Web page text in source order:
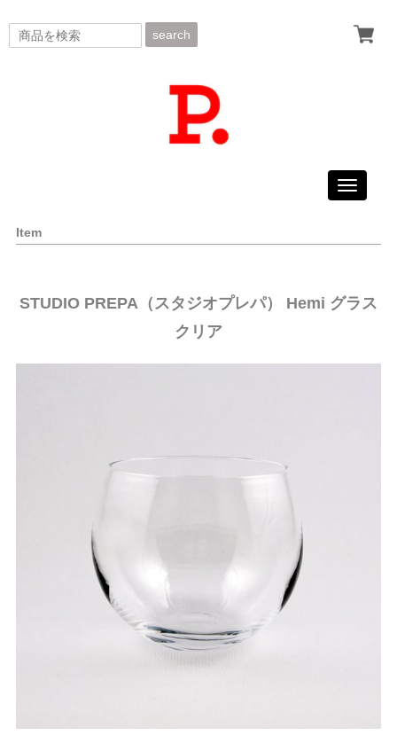
search
Toggle
Item
STUDIO PREPA（スタジオプレパ） Hemi グラス
クリア